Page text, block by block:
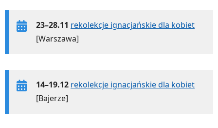
23–28.11 rekolekcje ignacjańskie dla kobiet
[Warszawa]
14–19.12 rekolekcje ignacjańskie dla kobiet
[Bajerze]